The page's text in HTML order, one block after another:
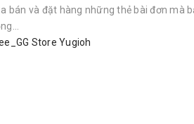
bán và đặt hàng những thẻ bài đơn mà
Store Yugioh